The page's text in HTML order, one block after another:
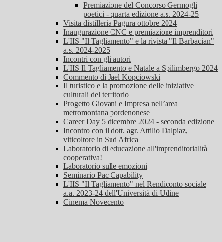
Premiazione del Concorso Germogli
poetici - quarta edizione a.s. 2024-25
Visita distilleria Pagura ottobre 2024
Inaugurazione CNC e premiazione imprenditori
L'IIS "Il Tagliamento" e la rivista "Il Barbacian"
a.s. 2024-2025
Incontri con gli autori
L'IIS Il Tagliamento e Natale a Spilimbergo 2024
Commento di Jael Kopciowski
Il turistico e la promozione delle iniziative
culturali del territorio
Progetto Giovani e Impresa nell’area
metromontana pordenonese
Career Day 5 dicembre 2024 - seconda edizione
Incontro con il dott. agr. Attilio Dalpiaz,
viticoltore in Sud Africa
Laboratorio di educazione all'imprenditorialità
cooperativa!
Laboratorio sulle emozioni
Seminario Pac Capability
L'IIS "Il Tagliamento" nel Rendiconto sociale
a.a. 2023-24 dell'Università di Udine
Cinema Novecento